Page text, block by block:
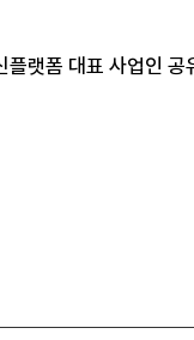
플랫폼 대표 사업인